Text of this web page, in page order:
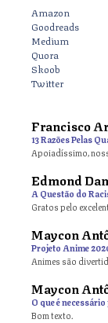
Amazon
Goodreads
Medium
Quora
Skoob
Twitter
Francisco
13 Razões Pelas
Apoiadíssimo,
Edmond
A Questão do
Gratos pelo
Maycon
Projeto Anime
Animes são
Maycon
O que é
Bom texto.